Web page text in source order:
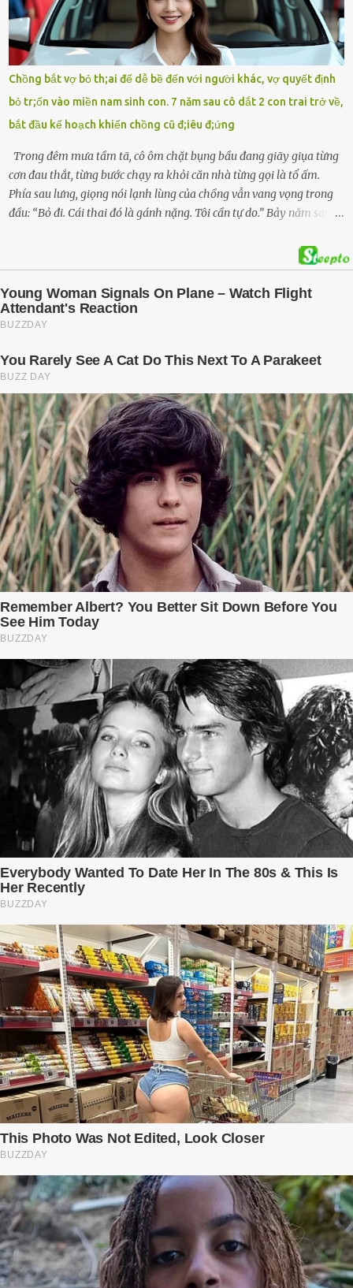
hiện trường, người dân phát hiện một chiếc xe máy mang biển kiểm
soát Nghệ An cùng hai chiếc cặp học sinh. Ngay trong đêm, lực
lượng chức năng phối hợp cùng các đội cứu hộ tình nguyện triển
khai tìm kiếm. Danh tính các nạn nhân được xác định là anh V.V.D.
và 2 con gái là cháu V.H.B. (SN 2020) và V.G.T. (SN 2021). Hai cháu là
con của anh D. và chị B.T.Y. (SN 1999). Lực lượng cứu hộ đã tiến hành
bàn giao t...
Chồng bắt vợ bỏ th;ai để dễ bề đến với người khác, vợ quyết định
bỏ tr;ốn vào miền nam sinh con. 7 năm sau cô dắt 2 con trai trở về,
bắt đầu kế hoạch khiến chồng cũ đ;iêu đ;ứng
Trong đêm mưa tầm tã, cô ôm chặt bụng bầu đang giãy giụa từng
cơn đau thắt, từng bước chạy ra khỏi căn nhà từng gọi là tổ ấm.
Phía sau lưng, giọng nói lạnh lùng của chồng vẫn vang vọng trong
đầu: “Bỏ đi. Cái thai đó là gánh nặng. Tôi cần tự do.” Bảy năm sau,
kế hoạch được chuẩn bị kỹ lưỡng để người đàn ông phản bội ấy
phải trả giá … Hà Nội, mùa thu năm 2018, cái lạnh len lỏi qua từng
khe cửa gỗ cũ kỹ. Trong một căn biệt thự sang trọng ở phố Tây Hồ,
Ngọc Anh ngồi lặng lẽ trên ghế sofa, tay đặt lên bụng – nơi hai sinh
linh bé bỏng đang lớn dần từng ngày. Cô chưa bao giờ nghĩ mình sẽ
mình. Trí – người chồng mà cô từng yêu đến mù quáng, đã không
còn là người đàn ông của ngày đầu. Thành đạt, quyền lực, nhưng
cũng dối trá và lạnh lùng. Gần đây, anh hay về muộn, thậm chí có
đêm không về. Và rồi, trong một bữa cơm tối vắng lặng, Trí ném
xuống bàn ly n...